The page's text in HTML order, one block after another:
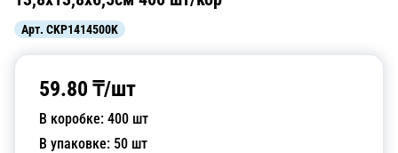
Арт. CKP1414500K
59.80 ₸/шт
В коробке: 400 шт
В упаковке: 50 шт